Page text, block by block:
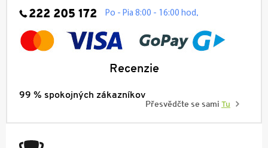
222 205 172 Po - Pia 8:00 - 16:00 hod .
Recenzie
99 % spokojných zákazníkov
Přesvědčte se sami Tu